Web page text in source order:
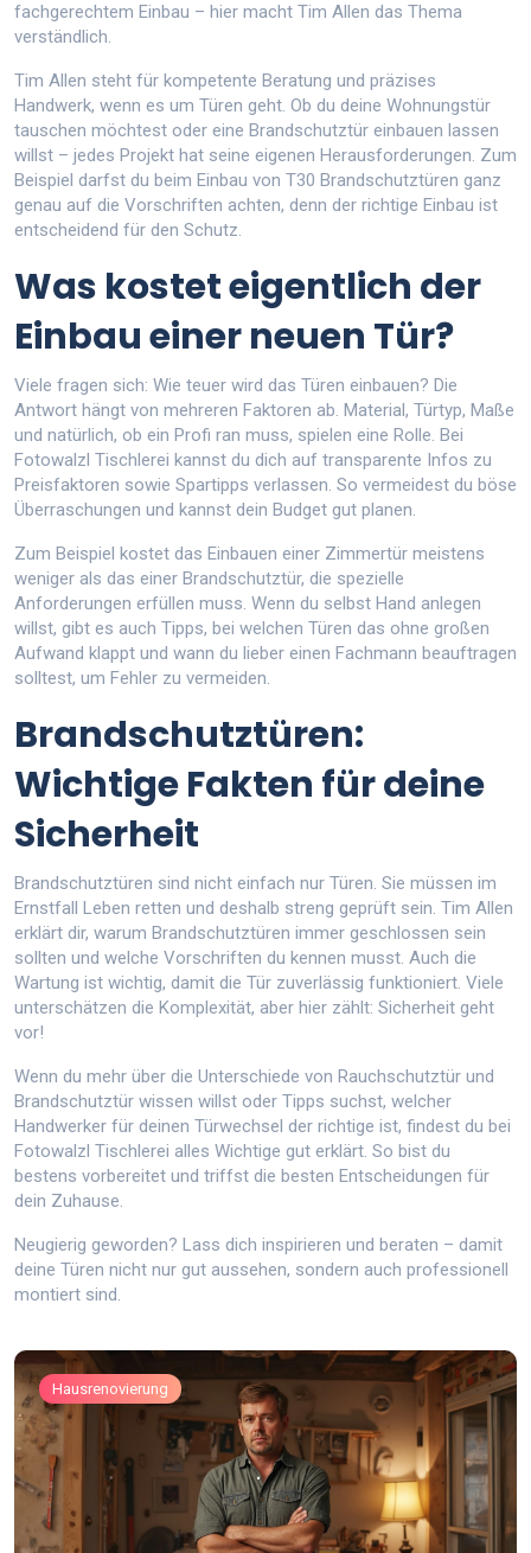
fachgerechtem Einbau – hier macht Tim Allen das Thema
verständlich.
Tim Allen steht für kompetente Beratung und präzises
Handwerk, wenn es um Türen geht. Ob du deine Wohnungstür
tauschen möchtest oder eine Brandschutztür einbauen lassen
willst – jedes Projekt hat seine eigenen Herausforderungen. Zum
Beispiel darfst du beim Einbau von T30 Brandschutztüren ganz
genau auf die Vorschriften achten, denn der richtige Einbau ist
entscheidend für den Schutz.
Was kostet eigentlich der
Einbau einer neuen Tür?
Viele fragen sich: Wie teuer wird das Türen einbauen? Die
Antwort hängt von mehreren Faktoren ab. Material, Türtyp, Maße
und natürlich, ob ein Profi ran muss, spielen eine Rolle. Bei
Fotowalzl Tischlerei kannst du dich auf transparente Infos zu
Preisfaktoren sowie Spartipps verlassen. So vermeidest du böse
Überraschungen und kannst dein Budget gut planen.
Zum Beispiel kostet das Einbauen einer Zimmertür meistens
weniger als das einer Brandschutztür, die spezielle
Anforderungen erfüllen muss. Wenn du selbst Hand anlegen
willst, gibt es auch Tipps, bei welchen Türen das ohne großen
Aufwand klappt und wann du lieber einen Fachmann beauftragen
solltest, um Fehler zu vermeiden.
Brandschutztüren:
Wichtige Fakten für deine
Sicherheit
Brandschutztüren sind nicht einfach nur Türen. Sie müssen im
Ernstfall Leben retten und deshalb streng geprüft sein. Tim Allen
erklärt dir, warum Brandschutztüren immer geschlossen sein
sollten und welche Vorschriften du kennen musst. Auch die
Wartung ist wichtig, damit die Tür zuverlässig funktioniert. Viele
unterschätzen die Komplexität, aber hier zählt: Sicherheit geht
vor!
Wenn du mehr über die Unterschiede von Rauchschutztür und
Brandschutztür wissen willst oder Tipps suchst, welcher
Handwerker für deinen Türwechsel der richtige ist, findest du bei
Fotowalzl Tischlerei alles Wichtige gut erklärt. So bist du
bestens vorbereitet und triffst die besten Entscheidungen für
dein Zuhause.
Neugierig geworden? Lass dich inspirieren und beraten – damit
deine Türen nicht nur gut aussehen, sondern auch professionell
montiert sind.
Hausrenovierung